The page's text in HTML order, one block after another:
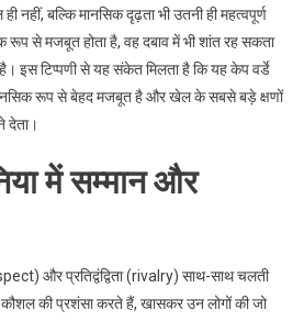
नहीं, बल्कि मानसिक दृढ़ता भी उतनी ही महत्वपूर्ण
रूप से मजबूत होता है, वह दबाव में भी शांत रह सकता
इस टिप्पणी से यह संकेत मिलता है कि यह केप वर्डे
रूप से बेहद मजबूत है और खेल के सबसे बड़े क्षणों
देता।
में सम्मान और
और प्रतिद्वंद्विता (rivalry) साथ-साथ चलती
की प्रशंसा करते हैं, खासकर उन लोगों की जो